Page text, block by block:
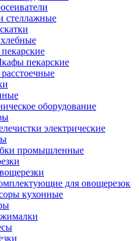
стеллажные
пекарские
оборудование
электрические
промышленные
для овощерезок
кухонные